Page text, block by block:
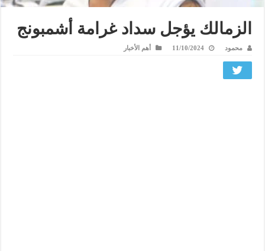
الزمالك يؤجل سداد غرامة أشمبونج
محمود 11/10/2024 أهم الأخبار